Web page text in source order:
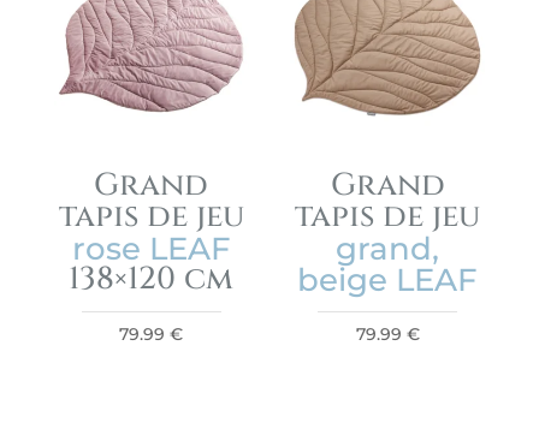
Grand
tapis de jeu
rose LEAF
138×120 cm
79.99€
Grand
tapis de jeu
grand,
beige LEAF
79.99 €